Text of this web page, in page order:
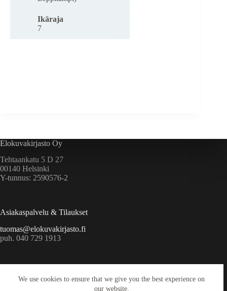
We use cookies to ensure that we give you the best experience on
our website.
Ikäraja
7
Elokuvakirjasto Oy
Tehtaankatu 5 D 27
00140 Helsinki
Y-tunnus: 2590576-2
Asiakaspalvelu & Tilaukset
tuomas@elokuvakirjasto.fi
puh. 040 729 1913